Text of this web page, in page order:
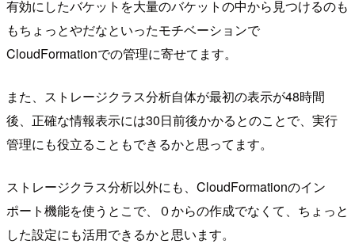
有効にしたバケットを大量のバケットの中から見つけるのも
もちょっとやだなといったモチベーションで
CloudFormationでの管理に寄せてます。
また、ストレージクラス分析自体が最初の表示が48時間
後、正確な情報表示には30日前後かかるとのことで、実行
管理にも役立ることもできるかと思ってます。
ストレージクラス分析以外にも、CloudFormationのイン
ポート機能を使うとこで、０からの作成でなくて、ちょっと
した設定にも活用できるかと思います。